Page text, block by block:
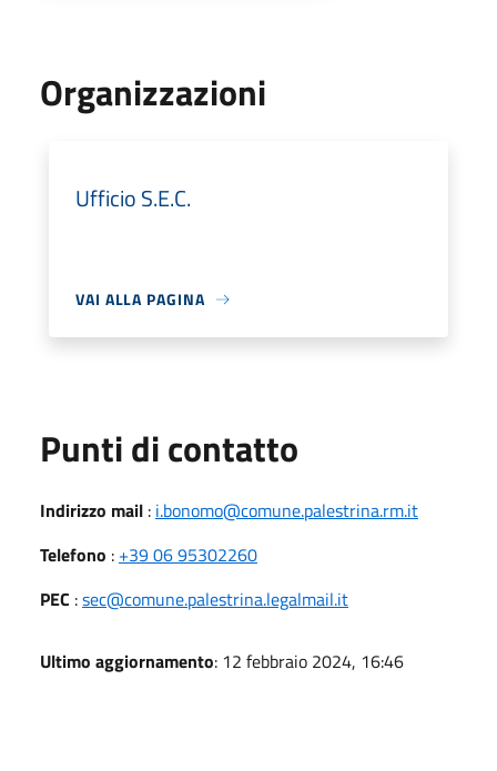
Organizzazioni
Ufficio S.E.C.
VAI ALLA PAGINA
Punti di contatto
Indirizzo mail : i.bonomo@comune.palestrina.rm.it
Telefono : +39 06 95302260
PEC :sec@comune.palestrina.legalmail.it
Ultimo aggiornamento: 12 febbraio 2024, 16:46